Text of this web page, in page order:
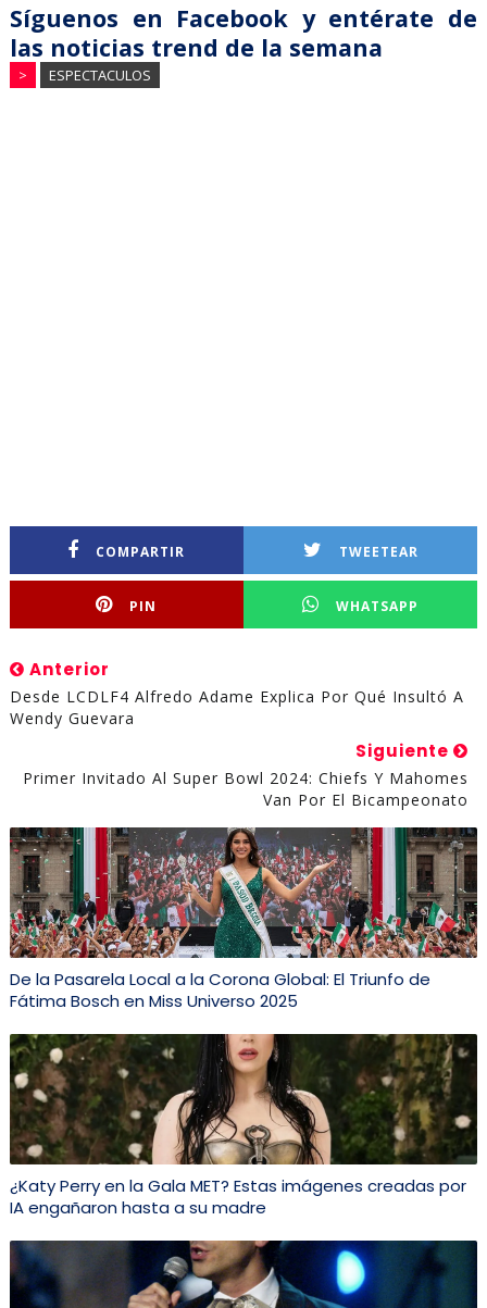
Síguenos en Facebook y entérate de
las noticias trend de la semana
> ESPECTACULOS
COMPARTIR TWEETEAR
PIN WHATSAPP
Anterior
Desde LCDLF4 Alfredo Adame Explica Por Qué Insultó A
Wendy Guevara
Siguiente
Primer Invitado Al Super Bowl 2024: Chiefs Y Mahomes
Van Por El Bicampeonato
De la Pasarela Local a la Corona Global: El Triunfo de
Fátima Bosch en Miss Universo 2025
¿Katy Perry en la Gala MET? Estas imágenes creadas por
IA engañaron hasta a su madre